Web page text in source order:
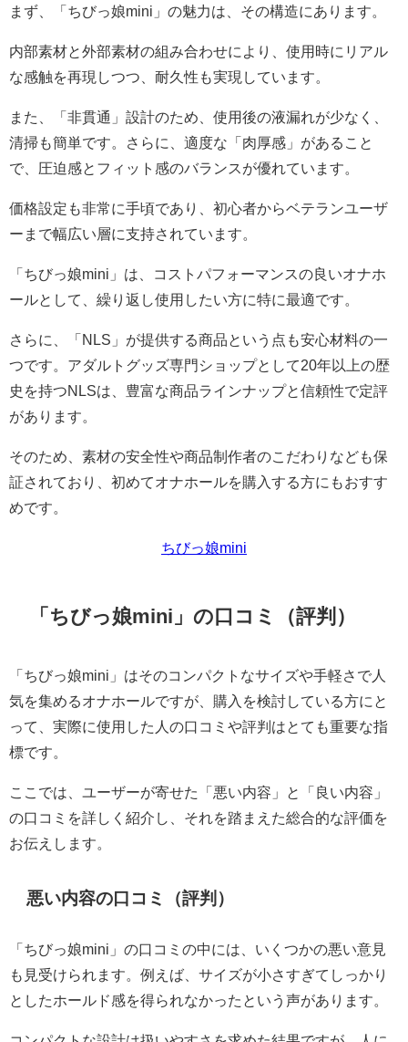
まず、「ちびっ娘mini」の魅力は、その構造にあります。
内部素材と外部素材の組み合わせにより、使用時にリアル
な感触を再現しつつ、耐久性も実現しています。
また、「非貫通」設計のため、使用後の液漏れが少なく、
清掃も簡単です。さらに、適度な「肉厚感」があること
で、圧迫感とフィット感のバランスが優れています。
価格設定も非常に手頃であり、初心者からベテランユーザ
ーまで幅広い層に支持されています。
「ちびっ娘mini」は、コストパフォーマンスの良いオナホ
ールとして、繰り返し使用したい方に特に最適です。
さらに、「NLS」が提供する商品という点も安心材料の一
つです。アダルトグッズ専門ショップとして20年以上の歴
史を持つNLSは、豊富な商品ラインナップと信頼性で定評
があります。
そのため、素材の安全性や商品制作者のこだわりなども保
証されており、初めてオナホールを購入する方にもおすす
めです。
ちびっ娘mini
「ちびっ娘mini」の口コミ（評判）
「ちびっ娘mini」はそのコンパクトなサイズや手軽さで人
気を集めるオナホールですが、購入を検討している方にと
って、実際に使用した人の口コミや評判はとても重要な指
標です。
ここでは、ユーザーが寄せた「悪い内容」と「良い内容」
の口コミを詳しく紹介し、それを踏まえた総合的な評価を
お伝えします。
悪い内容の口コミ（評判）
「ちびっ娘mini」の口コミの中には、いくつかの悪い意見
も見受けられます。例えば、サイズが小さすぎてしっかり
としたホールド感を得られなかったという声があります。